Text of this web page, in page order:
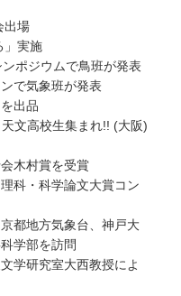
出場
」実施
ポジウムで鳥班が発表
で気象班が発表
出品
文高校生集まれ!! (大阪)
木村賞を受賞
科・科学論文大賞コン
都地方気象台、神戸大
学部を訪問
学研究室大西教授によ